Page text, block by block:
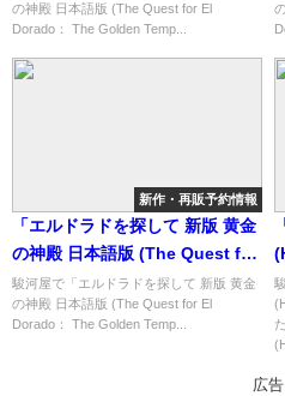
Temples)」の概略と予約購入可
の神殿 日本語版 (The Quest for El
Dorado： The Golden Temp...
新作・再販予約情報
「エルドラドを探して 新版 黄金
の神殿 日本語版 (The Quest for
El Dorado： The Golden
Temples)」の概略と予約購入可
駿河屋で「エルドラドを探して 新版 黄金
の神殿 日本語版 (The Quest for El
Dorado： The Golden Temp...
広告